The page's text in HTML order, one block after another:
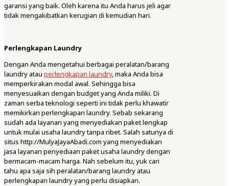
garansi yang baik. Oleh karena itu Anda harus jeli agar
tidak mengakibatkan kerugian di kemudian hari.
Perlengkapan Laundry
Dengan Anda mengetahui berbagai peralatan/barang
laundry atau perlengkapan laundry, maka Anda bisa
memperkirakan modal awal. Sehingga bisa
menyesuaikan dengan budget yang Anda miliki. Di
zaman serba teknologi seperti ini tidak perlu khawatir
memikirkan perlengkapan laundry. Sebab sekarang
sudah ada layanan yang menyediakan paket lengkap
untuk mulai usaha laundry tanpa ribet. Salah satunya di
situs http://MulyaJayaAbadi.com yang menyediakan
jasa layanan penyediaan paket usaha laundry dengan
bermacam-macam harga. Nah sebelum itu, yuk cari
tahu apa saja sih peralatan/barang laundry atau
perlengkapan laundry yang perlu disiapkan.